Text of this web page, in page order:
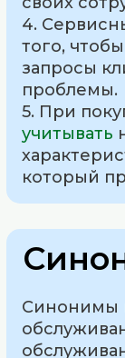
4.
того,
запросы
проблемы.
5. При
учитывать
который
Синонимы